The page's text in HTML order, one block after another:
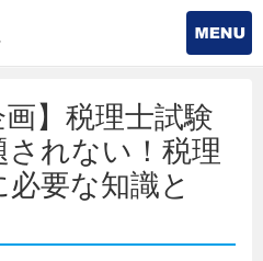
画】税理士試験
れない！税理
要な知識と